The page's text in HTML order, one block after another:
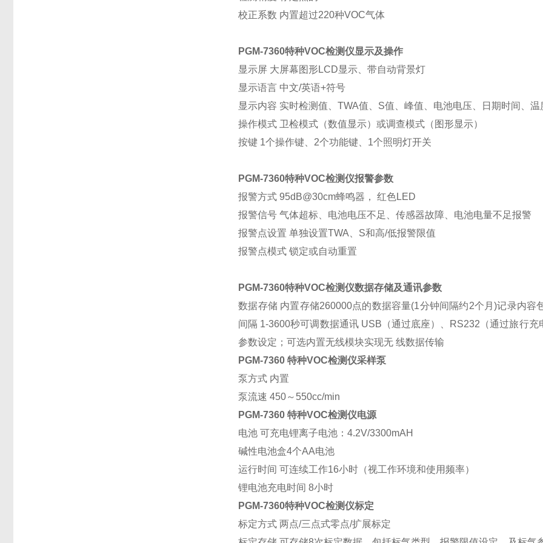
校正系数 内置超过220种VOC气体
PGM-7360特种VOC检测仪显示及操作
显示屏 大屏幕图形LCD显示、带自动背景灯
显示语言 中文/英语+符号
显示内容 实时检测值、TWA值、S值、峰值、电池电压、日期时间、温
操作模式 卫检模式（数值显示）或调查模式（图形显示）
按键 1个操作键、2个功能键、1个照明灯开关
PGM-7360特种VOC检测仪报警参数
报警方式 95dB@30cm蜂鸣器， 红色LED
报警信号 气体超标、电池电压不足、传感器故障、电池电量不足报警
报警点设置 单独设置TWA、S和高/低报警限值
报警点模式 锁定或自动重置
PGM-7360特种VOC检测仪数据存储及通讯参数
数据存储 内置存储260000点的数据容量(1分钟间隔约2个月)记录内
间隔 1-3600秒可调数据通讯 USB（通过底座）、RS232（通过旅行
参数设定；可选内置无线模块实现无 线数据传输
PGM-7360 特种VOC检测仪采样泵
泵方式 内置
泵流速 450～550cc/min
PGM-7360 特种VOC检测仪电源
电池 可充电锂离子电池：4.2V/3300mAH
碱性电池盒4个AA电池
运行时间 可连续工作16小时（视工作环境和使用频率）
锂电池充电时间 8小时
PGM-7360特种VOC检测仪标定
标定方式 两点/三点式零点/扩展标定